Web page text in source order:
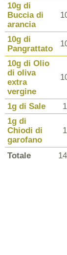
10g di
Buccia di
arancia
10g di
Pangrattato
10g di Olio
di oliva
extra
vergine
1g di Sale 1
1g di
Chiodi di
garofano
1
Totale